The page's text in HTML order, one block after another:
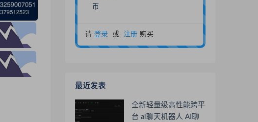
币
请 登录 或 注册 购买
最近发表
全新轻量级高性能跨平
台 ai聊天机器人 AI聊